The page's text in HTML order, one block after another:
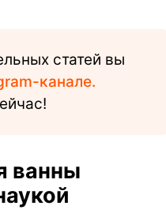
статей вы
канале.
ванны